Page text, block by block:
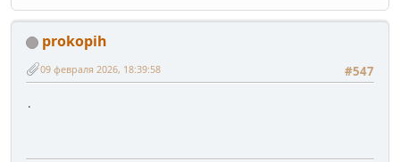
prokopih
#547
09 февраля 2026, 18:39:58
.